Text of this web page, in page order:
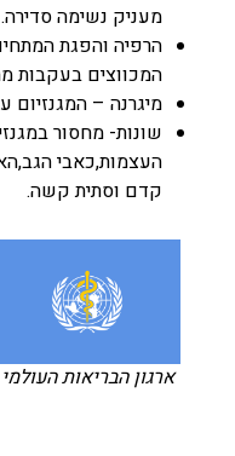
מעניק נשימה סדירה.
הרפיה והפגת
המכווצים בעקבות
מיגרנה – המגנזיום
שונות- מחסור
העצמות,כאבי
קדם וסתית קשה.
ארגון הבריאות העולמי